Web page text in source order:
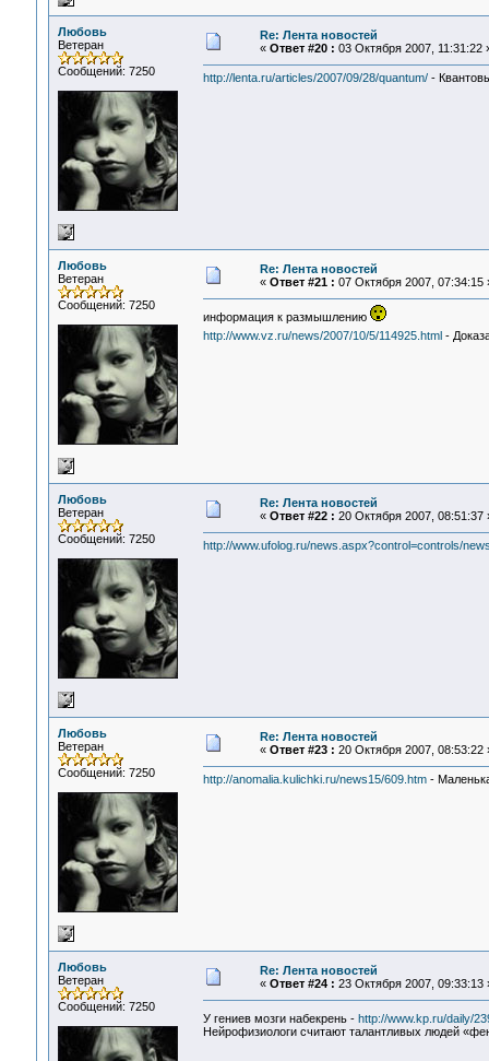
Любовь
Ветеран
Сообщений: 7250
Re: Лента новостей
« Ответ #20 : 03 Октября 2007, 11:31:22
http://lenta.ru/articles/2007/09/28/quantum/-
Любовь
Ветеран
Сообщений: 7250
Re: Лента новостей
« Ответ #21 : 07 Октября 2007, 07:34:15
информация к размышлению
http://www.vz.ru/news/2007/10/5/114925.html -
Любовь
Ветеран
Сообщений: 7250
Re: Лента новостей
« Ответ #22 : 20 Октября 2007, 08:51:37
http://www.ufolog.ru/news.aspx?control=controls/
Любовь
Ветеран
Сообщений: 7250
Re: Лента новостей
« Ответ #23 : 20 Октября 2007, 08:53:22
http://anomalia.kulichki.ru/news15/609.htm-
Любовь
Ветеран
Сообщений: 7250
Re: Лента новостей
« Ответ #24 : 23 Октября 2007, 09:33:13
У гениев мозги набекрень - http://www.kp.ru/daily/
Нейрофизиологи считают талантливых людей